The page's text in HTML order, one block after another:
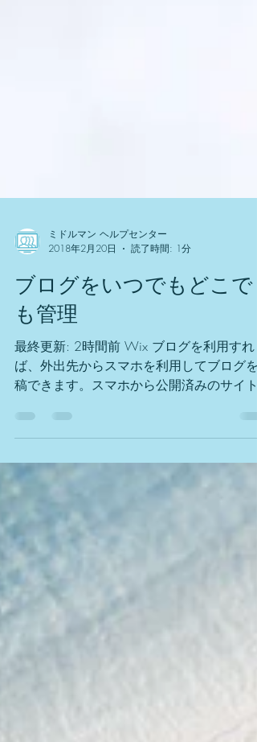
ミドルマン ヘルプセンター
2018年2月20日
読了時間: 1分
ブログをいつでもどこで
稿できます。スマホから公開済みのサイト
Wix アカウントでログインして、記事の投
稿や管理、ユーザーのフォローなど簡単に
えます。 ファッションショーの閲覧中、ス
ポーツ観戦中、レストラン...